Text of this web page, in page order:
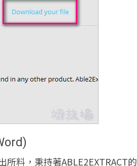
料，秉持著ABLE2EXTRACT的